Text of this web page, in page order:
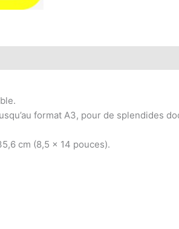
format A3, pour de splendides
cm (8,5 x 14 pouces).